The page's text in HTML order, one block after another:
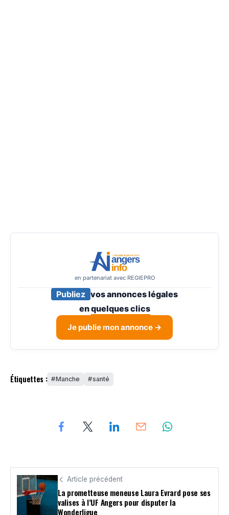
en partenariat avec REGIEPRO
Publiez vos annonces légales
enquelques clics
Je publie mon annonce →
Étiquettes : Manche santé
Article précédent
La prometteuse meneuse Laura Evrard pose ses
valises à l’UF Angers pour disputer la
Wonderligue